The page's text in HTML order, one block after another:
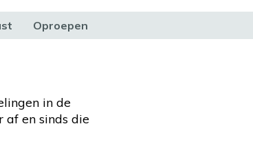
Oproepen
in de
af en sinds die